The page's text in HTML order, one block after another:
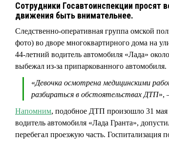
Сотрудники Госавтоинспекции просят
движения быть внимательнее.
Следственно-оперативная группа омской
фото) во дворе многоквартирного дома на
44-летний водитель автомобиля «Лада»
выбежал из-за припаркованного автомобиля.
«Девочка осмотрена медицинскими
разбираться в обстоятельствах ДТП»,
Напомним, подобное ДТП произошло 31
водитель автомобиля «Лада Гранта»,
перебегал проезжую часть. Госпитализация